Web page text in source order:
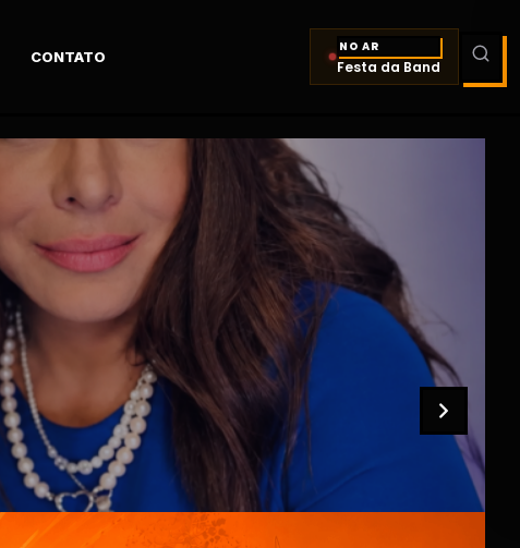
CONTATO
NO AR
Festa da Band